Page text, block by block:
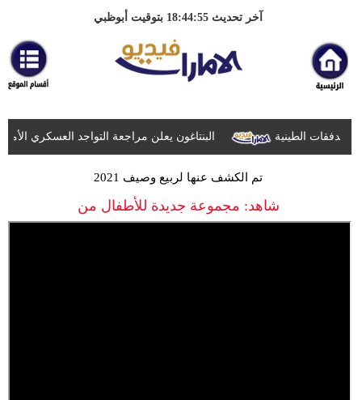
آخر تحديث 18:44:55 بتوقيت أبوظبي
البنتاغون يعلن مراجعة التواجد العسكري
تم الكشف عنها لربيع وصيف 2021
شاهد: مجموعة جديدة للأطفال من